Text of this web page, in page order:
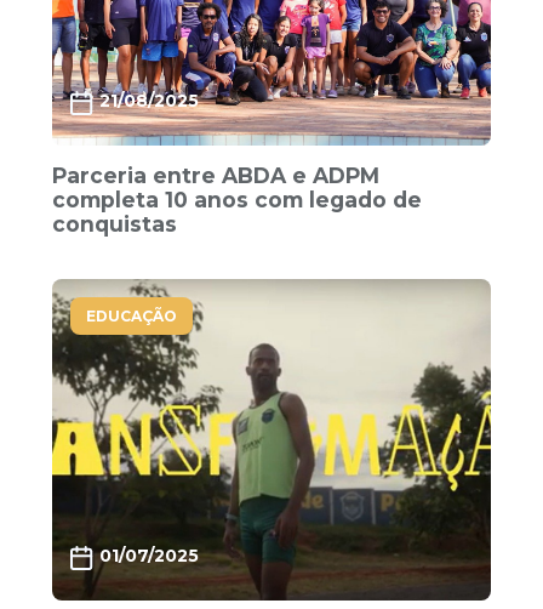
21/08/2025
Parceria entre ABDA e ADPM
completa 10 anos com legado de
conquistas
EDUCAÇÃO
01/07/2025